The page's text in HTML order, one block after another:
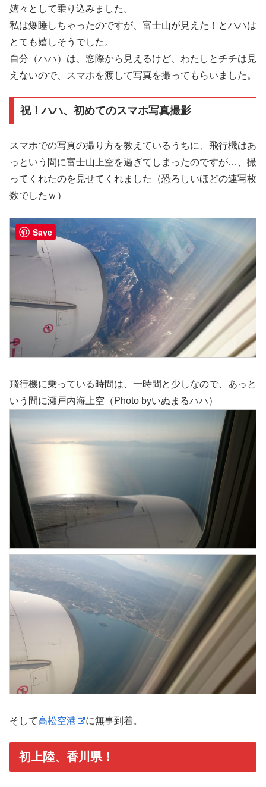
嬉々として乗り込みました。
私は爆睡しちゃったのですが、富士山が見えた！とハハは
とても嬉しそうでした。
自分（ハハ）は、窓際から見えるけど、わたしとチチは見
えないので、スマホを渡して写真を撮ってもらいました。
祝！ハハ、初めてのスマホ写真撮影
スマホでの写真の撮り方を教えているうちに、飛行機はあ
っという間に富士山上空を過ぎてしまったのですが…、撮
ってくれたのを見せてくれました（恐ろしいほどの連写枚
数でしたｗ）
飛行機に乗っている時間は、一時間と少しなので、あっと
いう間に瀬戸内海上空（Photo byいぬまるハハ）
そして高松空港 に無事到着。
初上陸、香川県！
Save